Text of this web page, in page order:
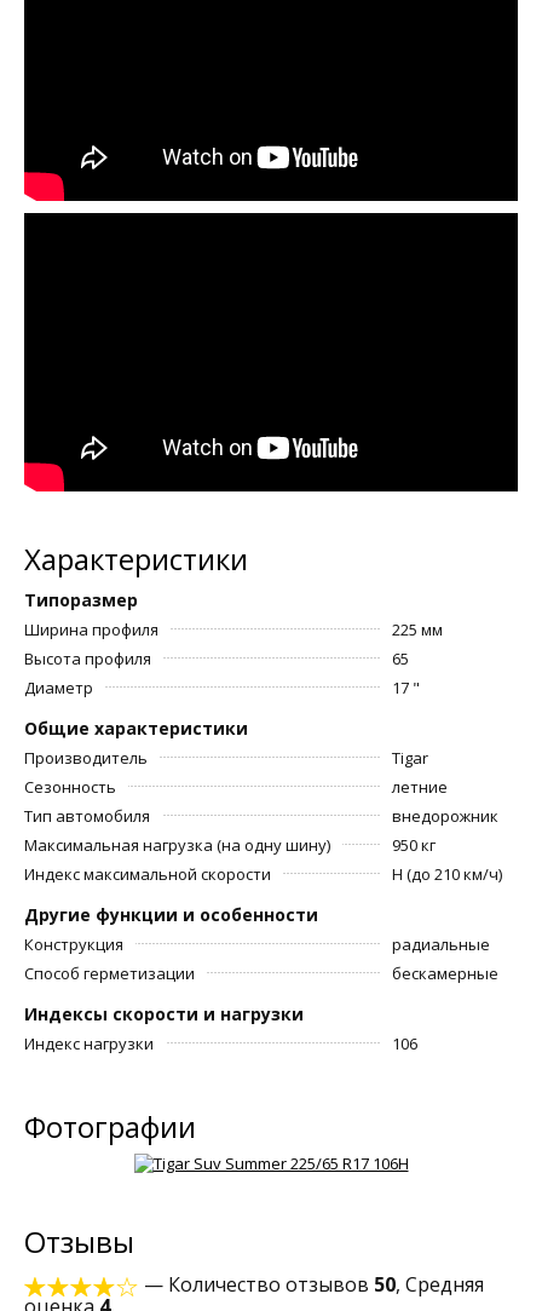
Характеристики
Типоразмер
Ширина профиля
225 мм
Высота профиля
65
Диаметр
17 "
Общие характеристики
Производитель
Tigar
Сезонность
летние
Тип автомобиля
внедорожник
Максимальная нагрузка (на одну шину)
950 кг
Индекс максимальной скорости
H (до 210 км/ч)
Другие функции и особенности
Конструкция
радиальные
Способ герметизации
бескамерные
Индексы скорости и нагрузки
Индекс нагрузки 106
Фотографии
Отзывы
— Количество отзывов 50, Средняя